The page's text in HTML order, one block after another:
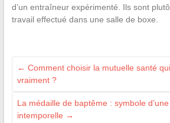
d’un entraîneur expérimenté. Ils sont
travail effectué dans une salle de boxe.
← Comment choisir la mutuelle santé
vraiment ?
La médaille de baptême : symbole
intemporelle →